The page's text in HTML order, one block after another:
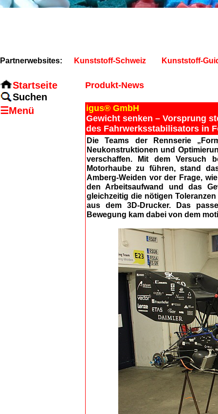
Produkt-News
igus® GmbH
Gewicht senken – Vorsprung
des Fahrwerksstabilisators in
Die Teams der Rennserie
Neukonstruktionen und
verschaffen. Mit dem Versuch
Motorhaube zu führen, stand
Amberg-Weiden vor der Frage,
den Arbeitsaufwand und das
gleichzeitig die nötigen
aus dem 3D-Drucker. Das
Bewegung kam dabei von dem
Startseite
Suchen
☰Menü
Partnerwebsites: Kunststoff-Schweiz Kunststoff-